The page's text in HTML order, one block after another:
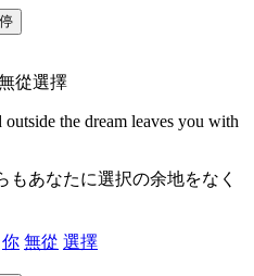
從選擇
the dream leaves you with
もあなたに選択の余地をなく
你 無從 選擇